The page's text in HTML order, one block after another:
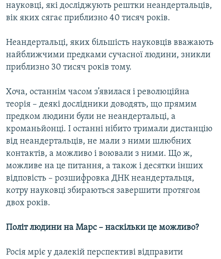
МУЛЬТИМЕДІА
СПЕЦПРОЄКТИ
ПОДКАСТИ
УКР
КТАТ
Усі сайти RFE/RL
науковці, які досліджують рештки неандертальців,
вік яких сягає приблизно 40 тисяч років.
Неандертальці, яких більшість науковців вважають
найближчими предками сучасної людини, зникли
приблизно 30 тисяч років тому.
Хоча, останнім часом з’явилася і революційна
теорія – деякі дослідники доводять, що прямим
предком людини були не неандертальці, а
кроманьйонці. І останні нібито тримали дистанцію
від неандертальців, не мали з ними шлюбних
контактів, а можливо і воювали з ними. Що ж,
можливе на це питання, а також і десятки інших
відповість – розшифровка ДНК неандертальця,
котру науковці збираються завершити протягом
двох років.
Політ людини на Марс – наскільки це можливо?
Росія мріє у далекій перспективі відправити